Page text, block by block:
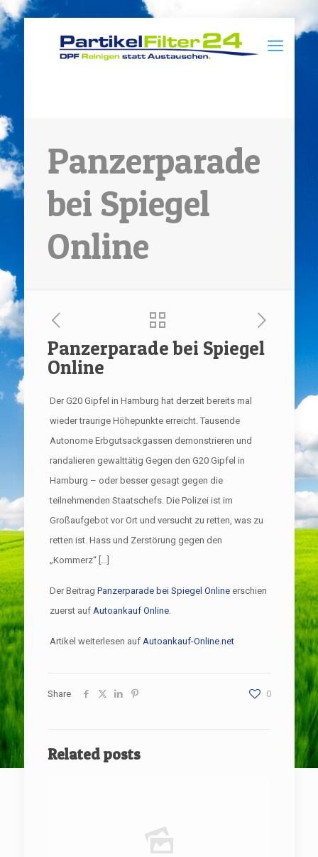
Panzerparade
bei Spiegel
Online
Panzerparade bei Spiegel
Online
Der G20 Gipfel in Hamburg hat derzeit bereits mal
wieder traurige Höhepunkte erreicht. Tausende
Autonome Erbgutsackgassen demonstrieren und
randalieren gewalttätig Gegen den G20 Gipfel in
Hamburg – oder besser gesagt gegen die
teilnehmenden Staatschefs. Die Polizei ist im
Großaufgebot vor Ort und versucht zu retten, was zu
retten ist. Hass und Zerstörung gegen den
„Kommerz“ […]
Der Beitrag Panzerparade bei Spiegel Onlineerschien
zuerst auf Autoankauf Online.
Artikel weiterlesen auf Autoankauf-Online.net
Share 0
Related posts